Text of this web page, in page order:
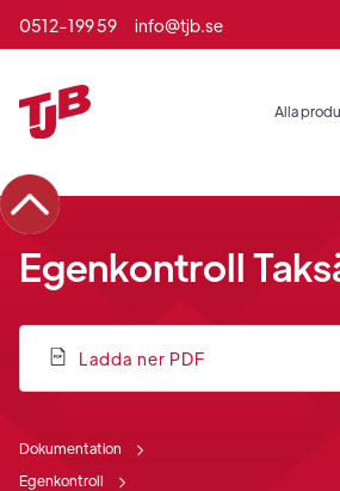
0512-199 59 info@tjb.se
Alla
Egenkontroll
Ladda ner PDF
Dokumentation
Egenkontroll